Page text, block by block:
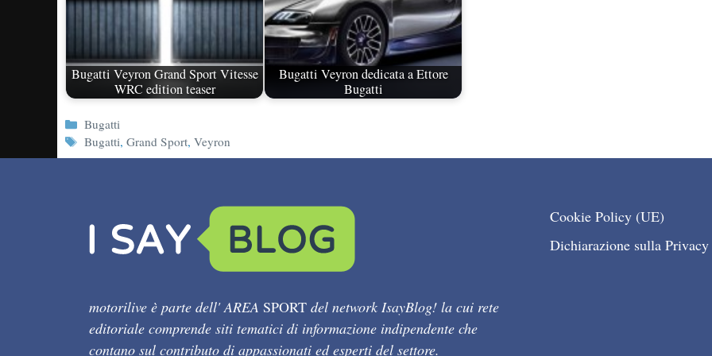
Bugatti Veyron Grand Sport Vitesse
WRC edition teaser
Bugatti Veyron dedicata a Ettore
Bugatti
Categorie
Bugatti
Tag
Bugatti,Grand Sport,Veyron
motorilive è parte dell' AREA SPORT del network IsayBlog! la cui rete
editoriale comprende siti tematici di informazione indipendente che
contano sul contributo di appassionati ed esperti del settore.
Cookie Policy (UE)
Dichiarazione sulla